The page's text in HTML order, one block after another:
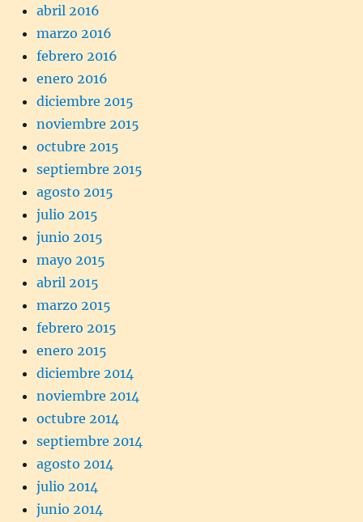
abril 2016
marzo 2016
febrero 2016
enero 2016
diciembre 2015
noviembre 2015
octubre 2015
septiembre 2015
agosto 2015
julio 2015
junio 2015
mayo 2015
abril 2015
marzo 2015
febrero 2015
enero 2015
diciembre 2014
noviembre 2014
octubre 2014
septiembre 2014
agosto 2014
julio 2014
junio 2014